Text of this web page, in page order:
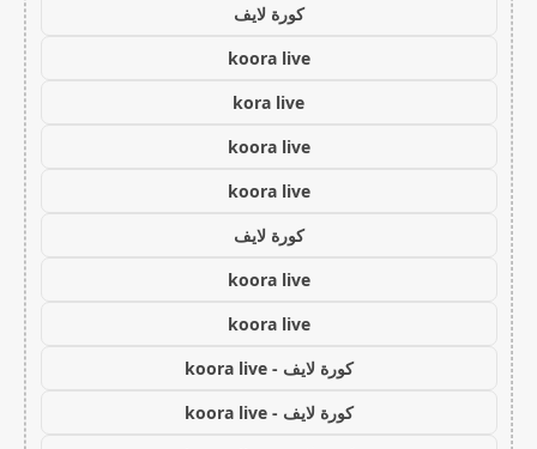
كورة لايف
koora live
kora live
koora live
koora live
كورة لايف
koora live
koora live
كورة لايف - koora live
كورة لايف - koora live